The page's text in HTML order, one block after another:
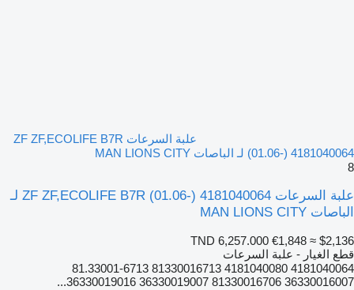
علبة السرعات ZF ZF,ECOLIFE B7R
(01.06-) 4181040064 لـ الباصات MAN LIONS CITY
8
علبة السرعات ZF ZF,ECOLIFE B7R (01.06-) 4181040064 لـ
الباصات MAN LIONS CITY
TND 6,257.000 €1,848 ≈ $2,136
قطع الغيار - علبة السرعات
4181040064 4181040080 81330016713 81.33001-6713
36330016007 81330016706 36330019007 36330019016...